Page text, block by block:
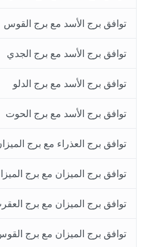
توافق برج الأسد مع برج القوس
توافق برج الأسد مع برج الجدي
توافق برج الأسد مع برج الدلو
توافق برج الأسد مع برج الحوت
توافق برج العذراء مع برج
توافق برج الميزان مع برج
توافق برج الميزان مع برج
توافق برج الميزان مع برج